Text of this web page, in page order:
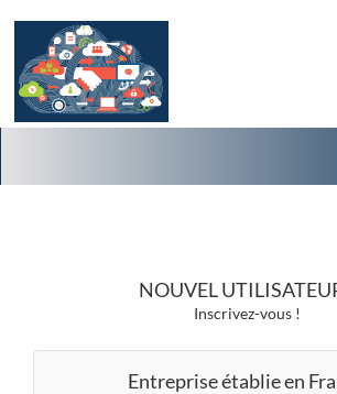
NOUVEL
Inscrivez-vous !
Entreprise établie en